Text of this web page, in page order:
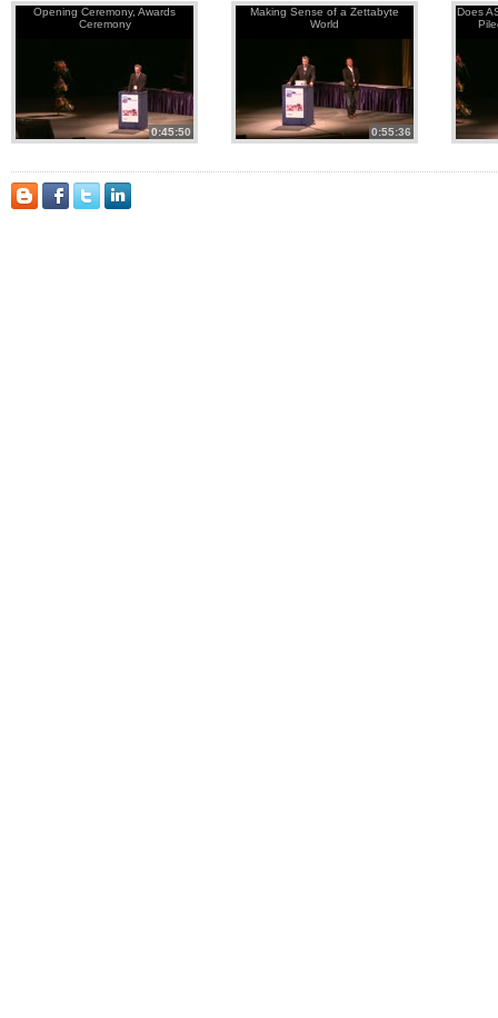
Opening Ceremony, Awards
Ceremony
0:45:50
Making Sense of a Zettabyte
World
0:55:36
Does